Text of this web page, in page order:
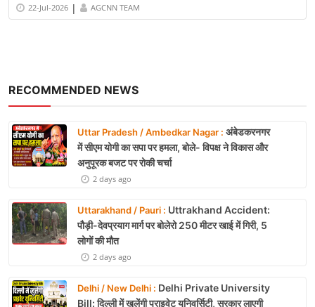
RECOMMENDED NEWS
Uttar Pradesh / Ambedkar Nagar : अंबेडकरनगर
में सीएम योगी का सपा पर हमला, बोले- विपक्ष ने विकास और
अनुपूरक बजट पर रोकी चर्चा
2 days ago
Uttarakhand / Pauri : Uttrakhand Accident:
पौड़ी-देवप्रयाग मार्ग पर बोलेरो 250 मीटर खाई में गिरी, 5
लोगों की मौत
2 days ago
Delhi / New Delhi : Delhi Private University
Bill: दिल्ली में खुलेंगी प्राइवेट यूनिवर्सिटी, सरकार लाएगी
22-Jul-2026 | AGCNN TEAM